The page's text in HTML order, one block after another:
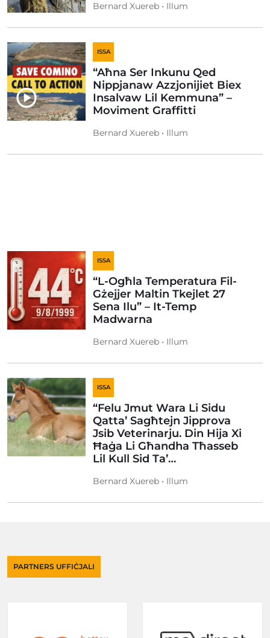
Bernard Xuereb • Illum
ISSA
“Aħna Ser Inkunu Qed
Nippjanaw Azzjonijiet Biex
Insalvaw Lil Kemmuna” –
Moviment Graffitti
Bernard Xuereb • Illum
ISSA
“L-Ogħla Temperatura Fil-
Gżejjer Maltin Tkejlet 27
Sena Ilu” – It-Temp
Madwarna
Bernard Xuereb • Illum
ISSA
“Felu Jmut Wara Li Sidu
Qatta’ Sagħtejn Jipprova
Jsib Veterinarju. Din Hija Xi
Ħaġa Li Għandha Tħasseb
Lil Kull Sid Ta’…
Bernard Xuereb • Illum
PARTNERS UFFIĊJALI